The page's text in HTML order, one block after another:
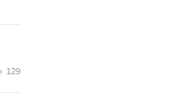
129